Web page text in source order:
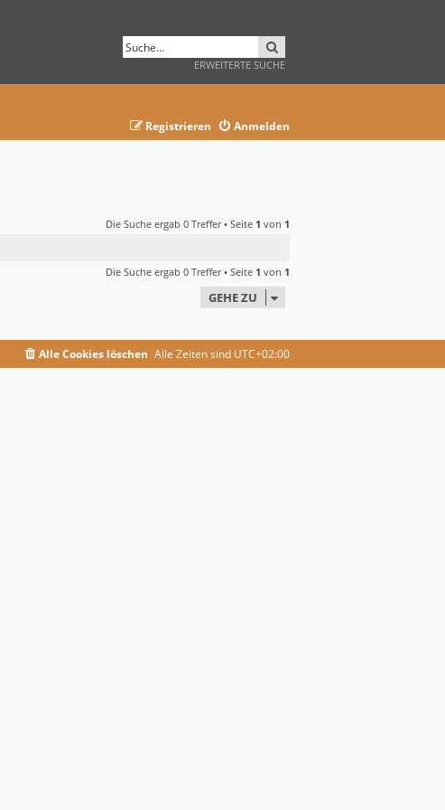
ERWEITERTE SUCHE
Anmelden
Registrieren
Die Suche ergab 0 Treffer • Seite 1 von 1
Die Suche ergab 0 Treffer • Seite 1 von 1
GEHE ZU
Alle Zeiten sind UTC+02:00
Alle Cookies löschen